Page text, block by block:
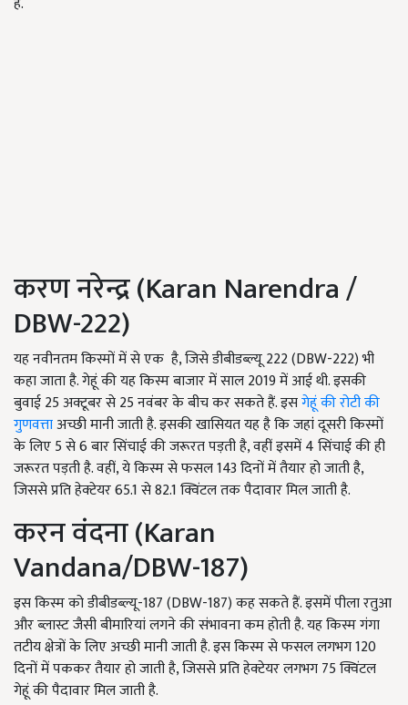
करण नरेन्द्र (Karan Narendra /
DBW-222)
यह नवीनतम किस्मों में से एक है, जिसे डीबीडब्ल्यू 222 (DBW-222) भी
कहा जाता है. गेहूं की यह किस्म बाजार में साल 2019 में आई थी. इसकी
बुवाई 25 अक्टूबर से 25 नवंबर के बीच कर सकते हैं. इसगेहूं की रोटी की
गुणवत्ताअच्छी मानी जाती है. इसकी खासियत यह है कि जहां दूसरी किस्मों
के लिए 5 से 6 बार सिंचाई की जरूरत पड़ती है, वहीं इसमें 4 सिंचाई की ही
जरूरत पड़ती है. वहीं, ये किस्म से फसल 143 दिनों में तैयार हो जाती है,
जिससे प्रति हेक्टेयर 65.1 से 82.1 क्विंटल तक पैदावार मिल जाती है.
करन वंदना (Karan
Vandana/DBW-187)
इस किस्म को डीबीडब्ल्यू-187 (DBW-187) कह सकते हैं. इसमें पीला रतुआ
और ब्लास्ट जैसी बीमारियां लगने की संभावना कम होती है. यह किस्म गंगा
तटीय क्षेत्रों के लिए अच्छी मानी जाती है. इस किस्म से फसल लगभग 120
दिनों में पककर तैयार हो जाती है, जिससे प्रति हेक्टेयर लगभग 75 क्विंटल
गेहूं की पैदावार मिल जाती है.